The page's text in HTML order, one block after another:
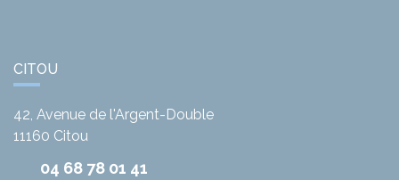
CITOU
42, Avenue de l'Argent-Double
11160 Citou
04 68 78 01 41